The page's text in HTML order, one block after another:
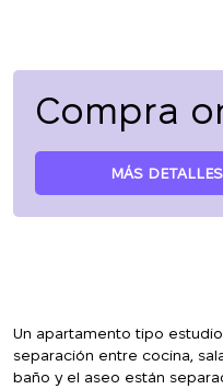
Compra
MÁS DETALLES
Un apartamento tipo
separación entre cocina,
baño y el aseo están